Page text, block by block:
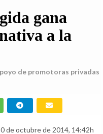
gana
a la
de promotoras privadas
de octubre de 2014, 14:42h